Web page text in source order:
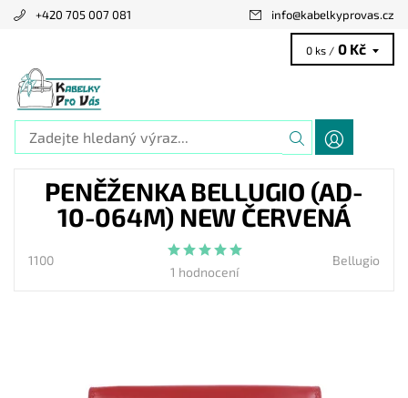
+420 705 007 081 info@kabelkyprovas.cz
0 ks / 0 Kč
PENĚŽENKA BELLUGIO (AD-
10-064M) NEW ČERVENÁ
1100
1 hodnocení
Bellugio